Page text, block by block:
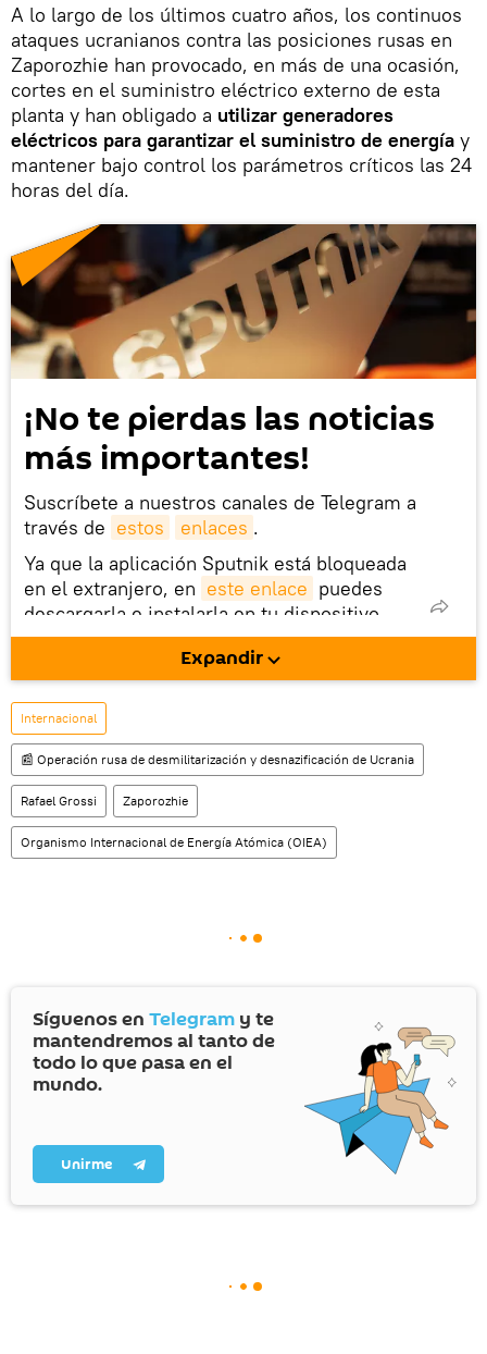
A lo largo de los últimos cuatro años, los continuos
ataques ucranianos contra las posiciones rusas en
Zaporozhie han provocado, en más de una ocasión,
cortes en el suministro eléctrico externo de esta
planta y han obligado a utilizar generadores
eléctricos para garantizar el suministro de energía y
mantener bajo control los parámetros críticos las 24
horas del día.
¡No te pierdas las noticias
más importantes!
Suscríbete a nuestros canales de Telegram a
través de estos enlaces .
Ya que la aplicación Sputnik está bloqueada
en el extranjero, en este enlace puedes
descargarla e instalarla en tu dispositivo
móvil (¡solo para Android!).
Expandir
Internacional
📰 Operación rusa de desmilitarización y desnazificación de Ucrania
Rafael Grossi Zaporozhie
Organismo Internacional de Energía Atómica (OIEA)
Síguenos en Telegram y te
mantendremos al tanto de
todo lo que pasa en el
mundo.
Unirme